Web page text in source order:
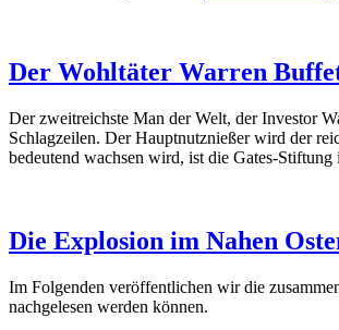
Der Wohltäter Warren
Der zweitreichste Man der Welt, der Investor
Schlagzeilen. Der Hauptnutznießer wird der
bedeutend wachsen wird, ist die Gates-
Die Explosion im Nahen
Im Folgenden veröffentlichen wir die
nachgelesen werden können.